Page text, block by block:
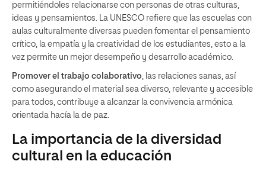
permitiéndoles relacionarse con personas de otras culturas,
ideas y pensamientos. La UNESCO refiere que las escuelas con
aulas culturalmente diversas pueden fomentar el pensamiento
crítico, la empatía y la creatividad de los estudiantes, esto a la
vez permite un mejor desempeño y desarrollo académico.
Promover el trabajo colaborativo , las relaciones sanas, así
como asegurando el material sea diverso, relevante y accesible
para todos, contribuye a alcanzar la convivencia armónica
orientada hacía la de paz.
La importancia de la diversidad
cultural en la educación